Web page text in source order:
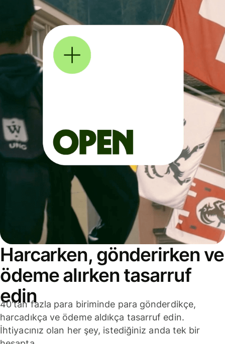
Harcarken, gönderirken ve
ödeme alırken tasarruf
edin
40'tan fazla para biriminde para gönderdikçe,
harcadıkça ve ödeme aldıkça tasarruf edin.
İhtiyacınız olan her şey, istediğiniz anda tek bir